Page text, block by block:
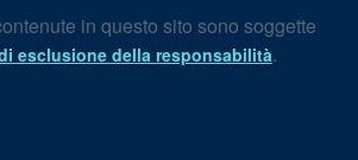
in questo sito sono soggette
esclusione della responsabilità.